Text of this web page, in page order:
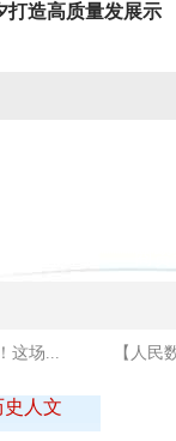
打造高质量发展示
这场... 【人民
史人文